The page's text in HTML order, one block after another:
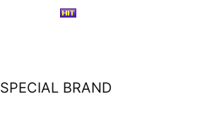
SPECIAL BRAND